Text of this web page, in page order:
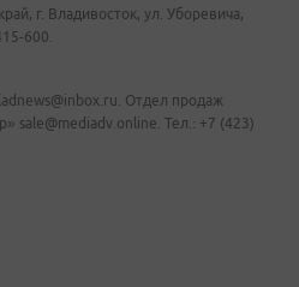
г. Владивосток, ул. Уборевича,
600.
Отдел продаж
sale@mediadv.online. Тел.: +7 (423)